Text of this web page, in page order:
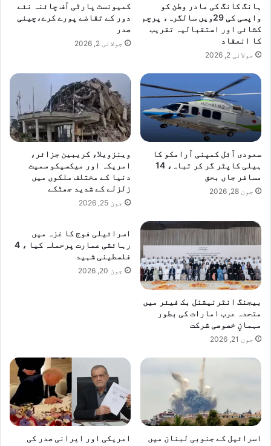
ہانگ کانگ کی مادر وطن کو
واپسی کی 29ویں سالگرہ، پرچم
کشائی اور استقبالیہ تقریب
کا انعقاد
جولائی 2, 2026
کمیونسٹ پارٹی آف چائنہ نئے
دور کے تقاضے پورے کرے،چینی
صدر
جولائی 2, 2026
سعودی آئل کمپنی آرامکو کا
ہیلی کاپٹر گر کر تباہ، 14
مسافر جاں بحق
جون 28, 2026
وینزویلا، کریبین جزائر،
امریکہ اور میکسیکو سمیت
دنیا کے مختلف ملکوں میں
زلزلے کے شدید جھٹکے
جون 25, 2026
بیجنگ انٹرنیشنل بک فیئر میں
متحدہ عرب امارات کی بطور
مہمانِ خصوصی شرکت
جون 21, 2026
اسرائیلی فوج کا غزہ میں
رہائشی عمارت پرحملہ کیا ، 4
فلسطینی شہید
جون 20, 2026
اسرائیل کے جنوبی لبنان میں
امریکی اور ایرانی صدر کی